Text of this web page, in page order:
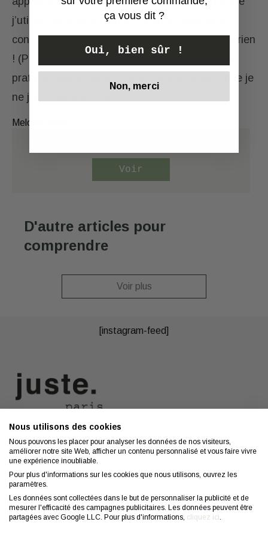
Nous utilisons des cookies
Nous pouvons les placer pour analyser les données de nos visiteurs,
améliorer notre site Web, afficher un contenu personnalisé et vous faire vivre
une expérience inoubliable.
Pour plus d'informations sur les cookies que nous utilisons, ouvrez les
paramètres.
Les données sont collectées dans le but de personnaliser la publicité et de
mesurer l'efficacité des campagnes publicitaires. Les données peuvent être
partagées avec Google LLC. Pour plus d'informations, cliquez ici.
j’utilise ces shampooings. Je suis totalement
convaincue et j’espère que vous ne changerez rien
! (Ps : en plus j’ai adoré utiliser les flacons, très
pratique même sans pompe, heureusement que je
ne juge pas trop vite ^.^)
Melody Rose
Voir
D'autre articles pour
comprendre
Voir plus
[instagram-feed]
Contact
Coiffeurs
Conseils
FAQ
Mentions légales
Confidentialité
CGV
Droit de retractation
ça vous dit ?
Oui, bien sûr !
Non, merci